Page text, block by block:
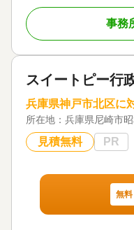
事務
スイートピー行
兵庫県神戸市北区に
所在地： 兵庫県尼崎市
見積無料 PR
無料